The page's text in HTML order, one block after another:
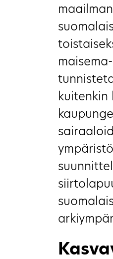
kuitenkin